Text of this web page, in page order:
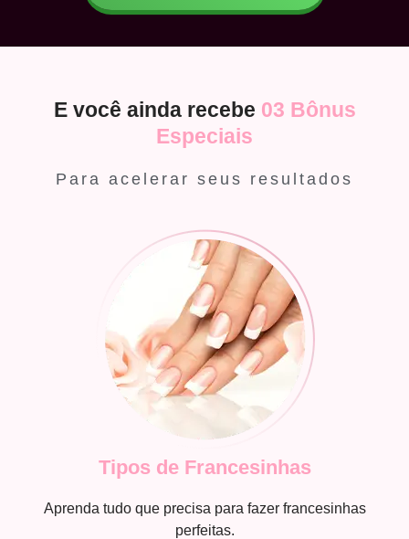
E você ainda recebe 03 Bônus
Especiais
Para acelerar seus resultados
Tipos de Francesinhas
Aprenda tudo que precisa para fazer francesinhas
perfeitas.